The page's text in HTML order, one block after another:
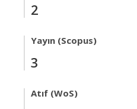
2
Yayın (Scopus)
3
Atıf (WoS)